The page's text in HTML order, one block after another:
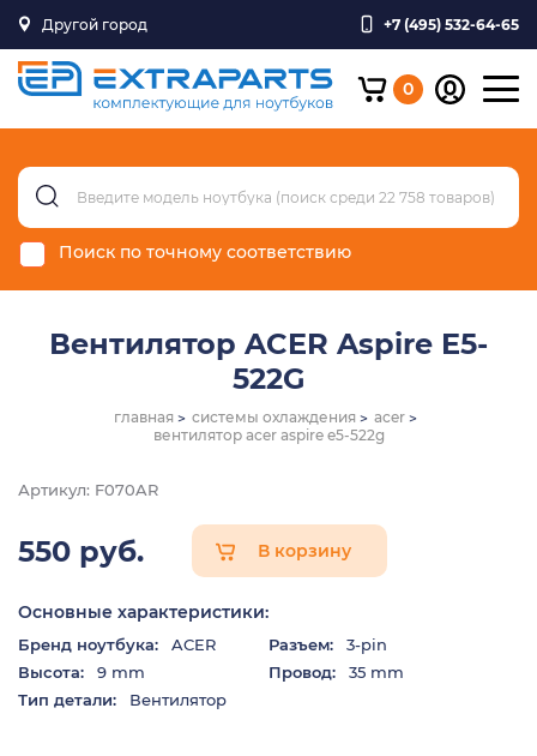
Другой город +7 (495) 532-64-65
0
Поиск по точному соответствию
Вентилятор ACER Aspire E5-
522G
главная системы охлаждения
acer
вентилятор acer aspire e5-522g
Артикул: F070AR
550 руб. В корзину
Основные характеристики:
Бренд ноутбука: ACER Разъем:
3-pin
Высота:
9 mm Провод:
35 mm
Тип детали:
Вентилятор